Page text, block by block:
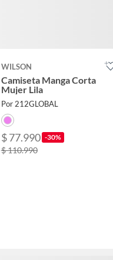
WILSON
Camiseta Manga Corta
Mujer Lila
Por 212GLOBAL
$ 77.990 -30%
$ 110.990